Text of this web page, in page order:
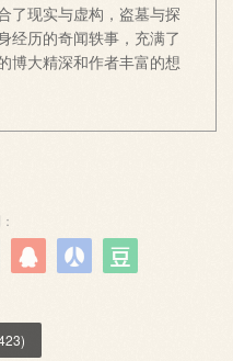
了现实与虚构，盗墓与探
经历的奇闻轶事，充满了
博大精深和作者丰富的想
  
)